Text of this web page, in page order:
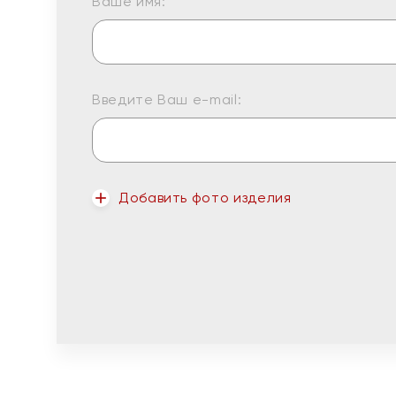
Введите Ваш e-mail:
Добавить фото изделия